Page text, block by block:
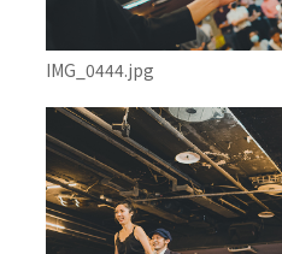
IMG_0444.jpg